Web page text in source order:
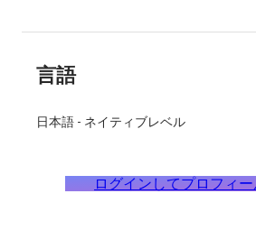
言語
日本語 - ネイティブレベル
ログインしてプロフィ